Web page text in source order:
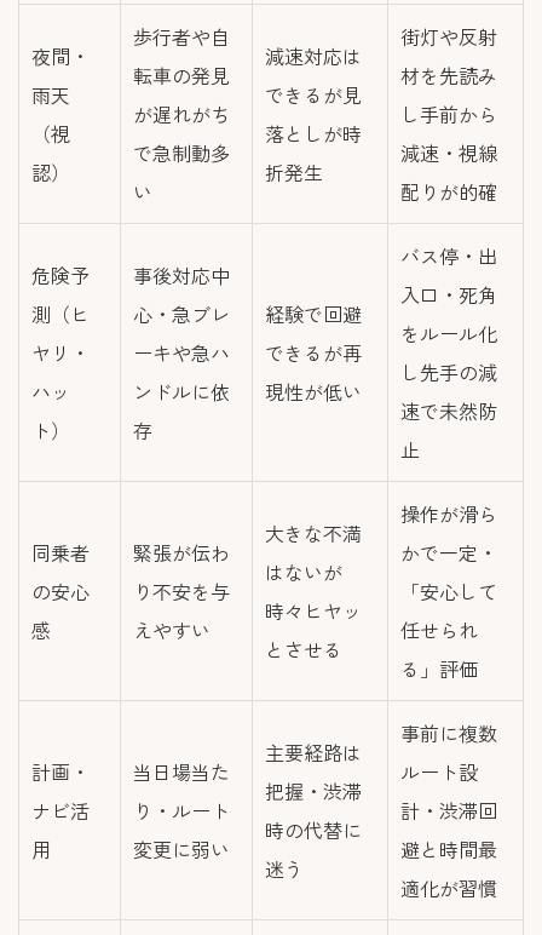
夜間・
雨天
（視
認）
歩行者や自
転車の発見
が遅れがち
で急制動多
い
減速対応は
できるが見
落としが時
折発生
街灯や反射
材を先読み
し手前から
減速・視線
配りが的確
危険予
測（ヒ
ヤリ・
ハッ
ト）
事後対応中
心・急ブレ
ーキや急ハ
ンドルに依
存
経験で回避
できるが再
現性が低い
バス停・出
入口・死角
をルール化
し先手の減
速で未然防
止
同乗者
の安心
感
緊張が伝わ
り不安を与
えやすい
大きな不満
はないが
時々ヒヤッ
とさせる
操作が滑ら
かで一定・
「安心して
任せられ
る」評価
計画・
ナビ活
用
当日場当た
り・ルート
変更に弱い
主要経路は
把握・渋滞
時の代替に
迷う
事前に複数
ルート設
計・渋滞回
避と時間最
適化が習慣